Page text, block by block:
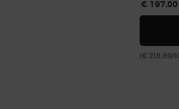
€ 197,00
(€ 218,89/